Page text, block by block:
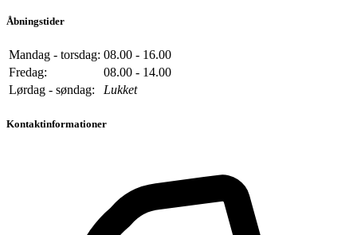
Åbningstider
Mandag - torsdag: 08.00 - 16.00
Fredag:
08.00 - 14.00
Lørdag - søndag:
Lukket
Kontaktinformationer